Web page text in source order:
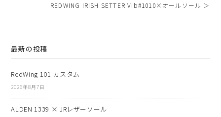
REDWING IRISH SETTER Vib#1010×オールソール ＞
最新の投稿
RedWing 101 カスタム
2026年8月7日
ALDEN 1339 × JRレザーソール